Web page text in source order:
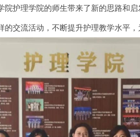
院护理学院的师生带来了新的思路和
交流活动，不断提升护理教学水平，